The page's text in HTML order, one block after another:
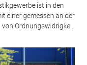
ist in den
einer gemessen an der
Ordnungswidrigke...